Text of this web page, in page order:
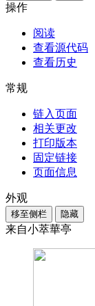
操作
阅读
查看源代码
查看历史
常规
链入页面
相关更改
打印版本
固定链接
页面信息
外观
移至侧栏 隐藏
来自小萃華亭